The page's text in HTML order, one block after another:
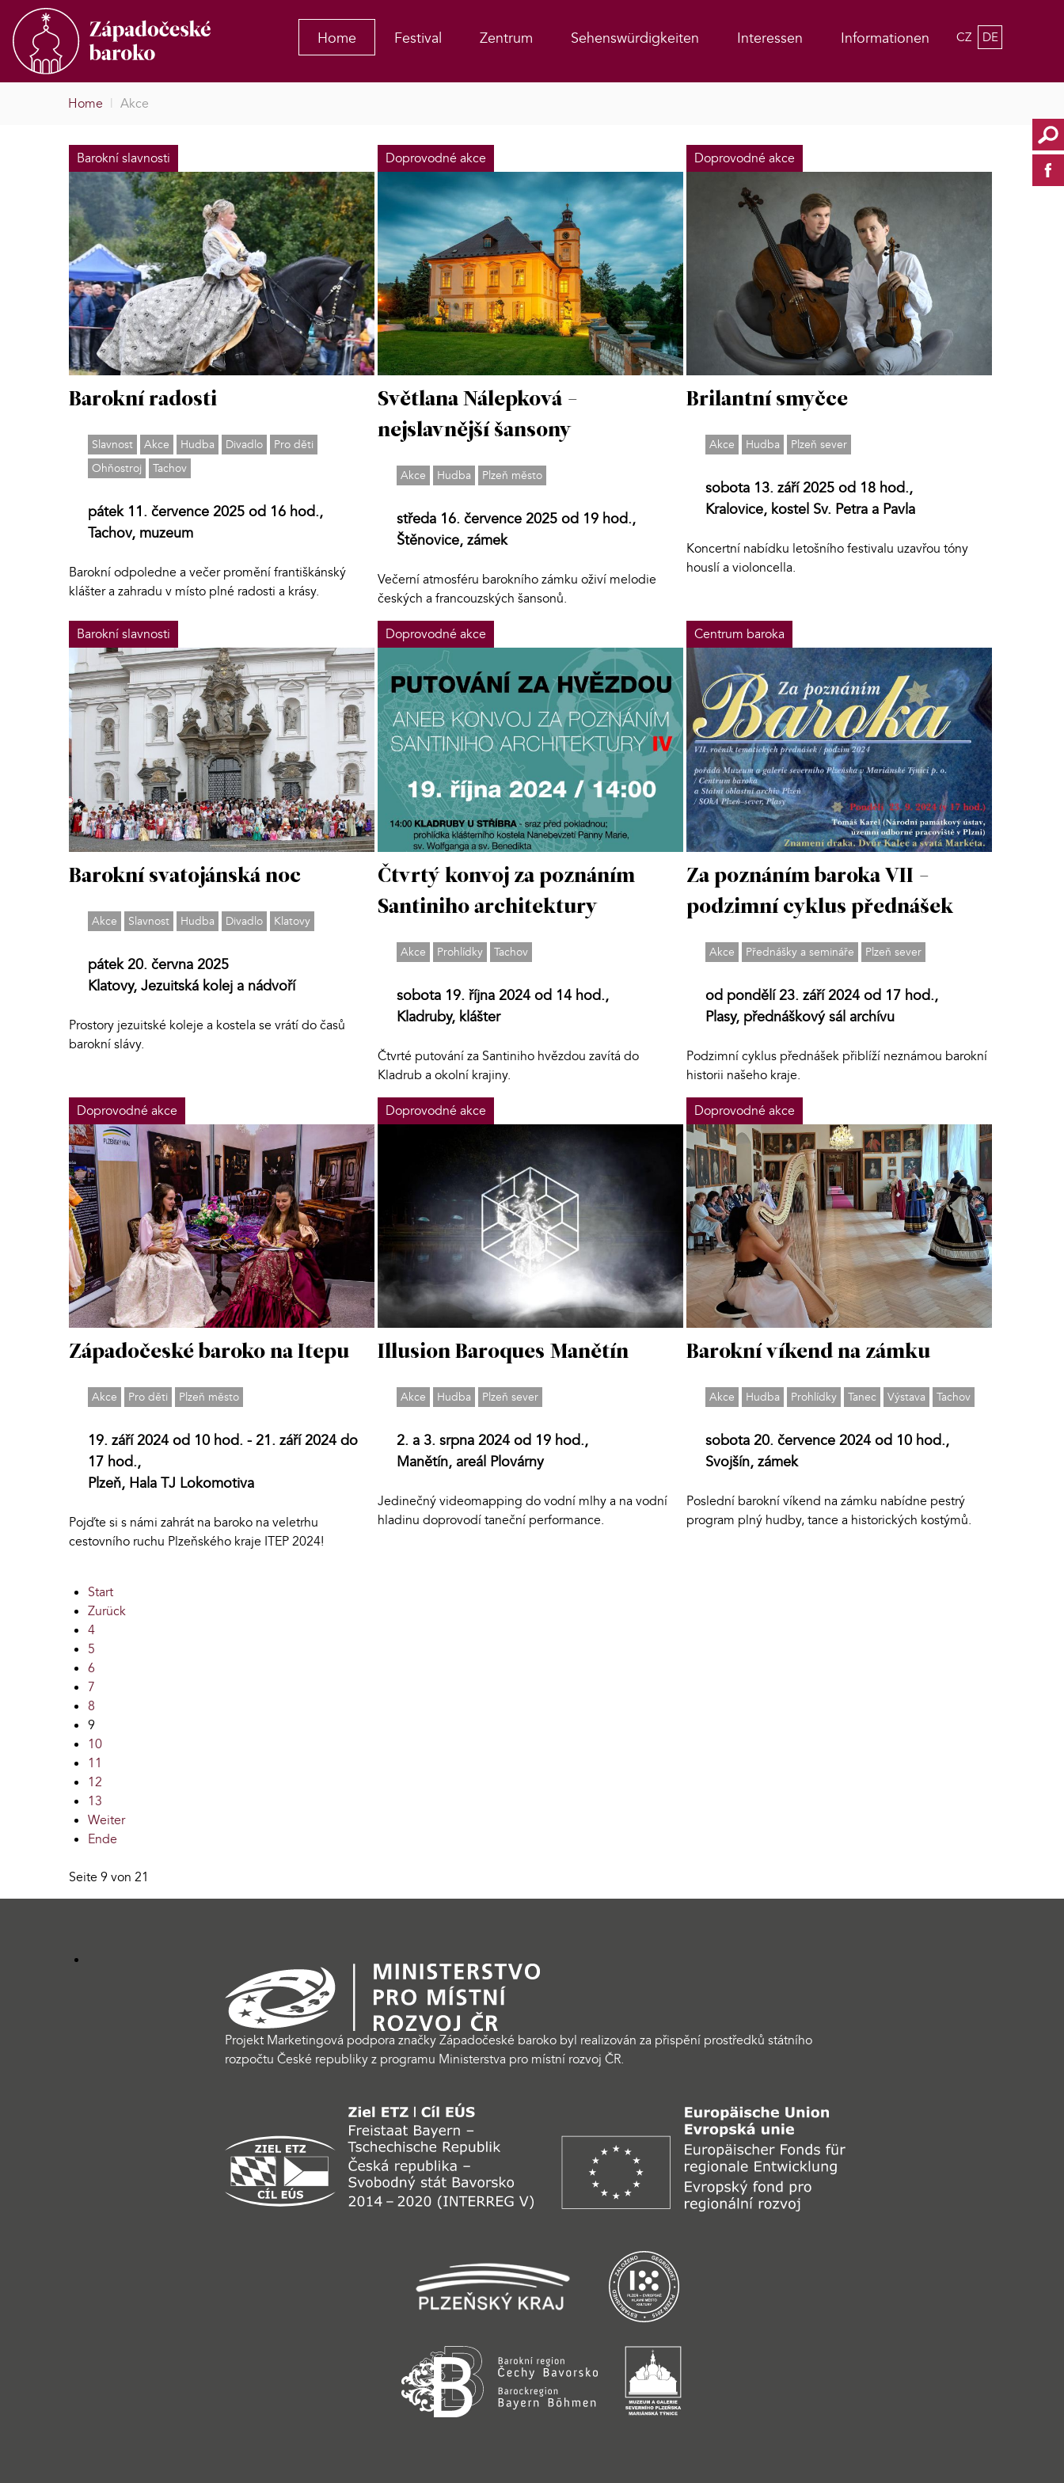
Home Festival Zentrum Sehenswürdigkeiten Interessen Informationen CZ DE
Home | Akce
Barokní slavnosti
Barokní radosti
Slavnost Akce Hudba Divadlo
Pro děti
Ohňostroj
Tachov
pátek 11. července 2025 od 16 hod.,
Tachov, muzeum
Barokní odpoledne a večer promění františkánský
klášter a zahradu v místo plné radosti a krásy.
Doprovodné akce
Světlana Nálepková -
nejslavnější šansony
Akce Hudba Plzeň město
středa 16. července 2025 od 19 hod.,
Štěnovice, zámek
Večerní atmosféru barokního zámku oživí melodie
českých a francouzských šansonů.
Doprovodné akce
Brilantní smyčce
Akce Hudba Plzeň sever
sobota 13. září 2025 od 18 hod.,
Kralovice, kostel Sv. Petra a Pavla
Koncertní nabídku letošního festivalu uzavřou tóny
houslí a violoncella.
Barokní slavnosti
Barokní svatojánská noc
Akce Slavnost Hudba Divadlo Klatovy
pátek 20. června 2025
Klatovy, Jezuitská kolej a nádvoří
Prostory jezuitské koleje a kostela se vrátí do časů
barokní slávy.
Doprovodné akce
Čtvrtý konvoj za poznáním
Santiniho architektury
Akce Prohlídky Tachov
sobota 19. října 2024 od 14 hod.,
Kladruby, klášter
Čtvrté putování za Santiniho hvězdou zavítá do
Kladrub a okolní krajiny.
Centrum baroka
Za poznáním baroka VII -
podzimní cyklus přednášek
Akce Přednášky a semináře Plzeň sever
od pondělí 23. září 2024 od 17 hod.,
Plasy, přednáškový sál archívu
Podzimní cyklus přednášek přiblíží neznámou barokní
historii našeho kraje.
Doprovodné akce
Západočeské baroko na Itepu
Akce Pro děti Plzeň město
19. září 2024 od 10 hod. - 21. září 2024 do
17 hod.,
Plzeň, Hala TJ Lokomotiva
Pojďte si s námi zahrát na baroko na veletrhu
cestovního ruchu Plzeňského kraje ITEP 2024!
Doprovodné akce
Illusion Baroques Manětín
Akce Hudba Plzeň sever
2. a 3. srpna 2024 od 19 hod.,
Manětín, areál Plovárny
Jedinečný videomapping do vodní mlhy a na vodní
hladinu doprovodí taneční performance.
Doprovodné akce
Barokní víkend na zámku
Akce Hudba Prohlídky Tanec Výstava Tachov
sobota 20. července 2024 od 10 hod.,
Svojšín, zámek
Poslední barokní víkend na zámku nabídne pestrý
program plný hudby, tance a historických kostýmů.
Start
Zurück
4
5
6
7
8
9
10
11
12
13
Weiter
Ende
Seite 9 von 21
Projekt Marketingová podpora značky Západočeské baroko byl realizován za přispění prostředků státního
rozpočtu České republiky z programu Ministerstva pro místní rozvoj ČR.